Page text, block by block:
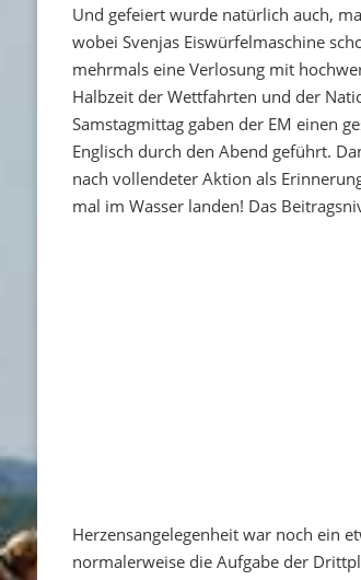
Und gefeiert wurde natürlich auch,
wobei Svenjas Eiswürfelmaschine
mehrmals eine Verlosung mit
Halbzeit der Wettfahrten und der
Samstagmittag gaben der EM einen
Englisch durch den Abend geführt.
nach vollendeter Aktion als
mal im Wasser landen! Das
Herzensangelegenheit war noch ein
normalerweise die Aufgabe der